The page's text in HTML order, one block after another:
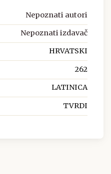
Nepoznati autori
Nepoznati izdavač
HRVATSKI
262
LATINICA
TVRDI